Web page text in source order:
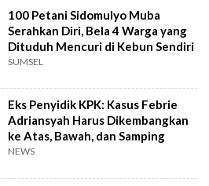
100 Petani Sidomulyo Muba
Serahkan Diri, Bela 4 Warga yang
Dituduh Mencuri di Kebun Sendiri
SUMSEL
Eks Penyidik KPK: Kasus Febrie
Adriansyah Harus Dikembangkan
ke Atas, Bawah, dan Samping
NEWS